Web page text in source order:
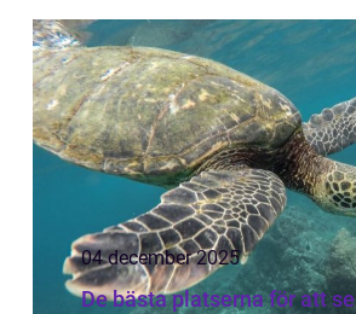
m...
04 december 2025
De bästa platserna för att se